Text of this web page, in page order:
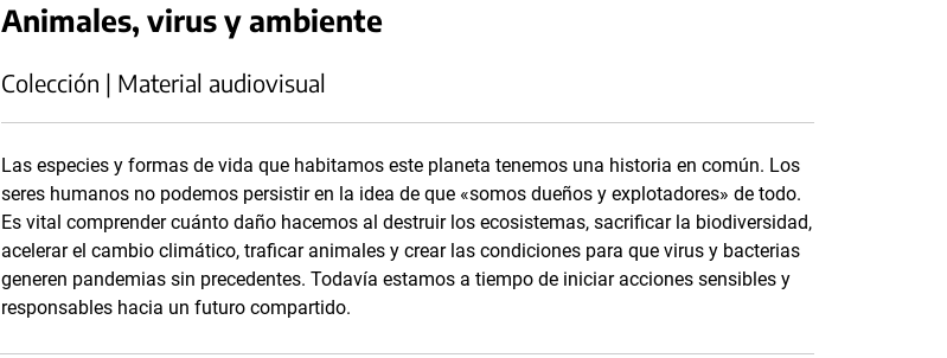
Animales, virus y ambiente
Colección | Material audiovisual
Las especies y formas de vida que habitamos este planeta tenemos una historia en común. Los
seres humanos no podemos persistir en la idea de que «somos dueños y explotadores» de todo.
Es vital comprender cuánto daño hacemos al destruir los ecosistemas, sacrificar la biodiversidad,
acelerar el cambio climático, traficar animales y crear las condiciones para que virus y bacterias
generen pandemias sin precedentes. Todavía estamos a tiempo de iniciar acciones sensibles y
responsables hacia un futuro compartido.